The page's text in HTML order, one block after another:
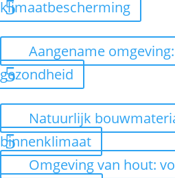
klimaatbescherming
Aangename
gezondheid
Natuurlijk
binnenklimaat
Omgeving van hout: